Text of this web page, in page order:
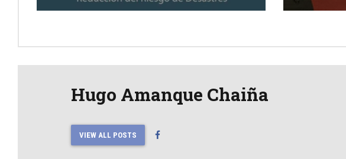
Hugo Amanque Chaiña
VIEW ALL POSTS